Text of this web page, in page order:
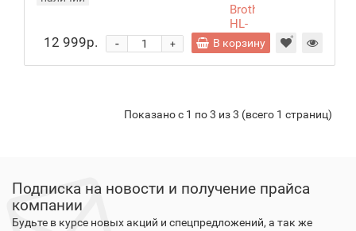
Brother
HL-
1112E
12 999р. +
- В корзину
Показано с 1 по 3 из 3 (всего 1 страниц)
Подписка на новости и получение прайса
компании
Будьте в курсе новых акций и спецпредложений, а так же